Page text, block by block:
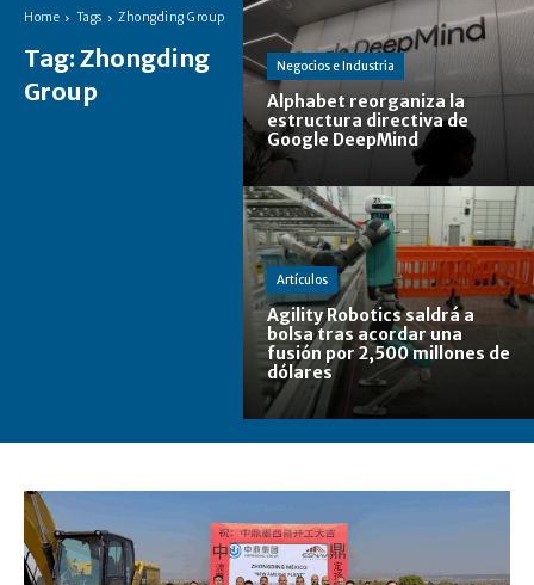
Home Tags Zhongding Group
Tag: Zhongding
Group
Negocios e Industria
Alphabet reorganiza la
estructura directiva de
Google DeepMind
Artículos
Agility Robotics saldrá a
bolsa tras acordar una
fusión por 2,500 millones de
dólares